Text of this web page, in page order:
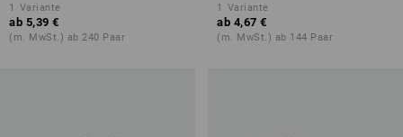
1 Variante
ab 5,39 €
(m. MwSt.) ab 240 Paar
1 Variante
ab 4,67 €
(m. MwSt.) ab 144 Paar